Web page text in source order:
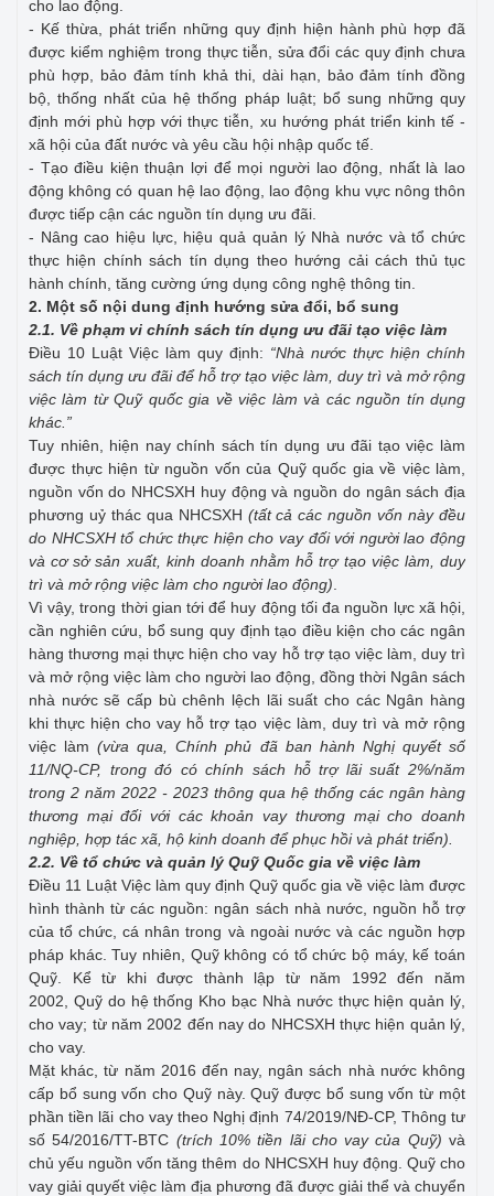
cho lao động.
- Kế thừa, phát triển những quy định hiện hành phù hợp đã
được kiểm nghiệm trong thực tiễn, sửa đổi các quy định chưa
phù hợp, bảo đảm tính khả thi, dài hạn, bảo đảm tính đồng
bộ, thống nhất của hệ thống pháp luật; bổ sung những quy
định mới phù hợp với thực tiễn, xu hướng phát triển kinh tế -
xã hội của đất nước và yêu cầu hội nhập quốc tế.
- Tạo điều kiện thuận lợi để mọi người lao động, nhất là lao
động không có quan hệ lao động, lao động khu vực nông thôn
được tiếp cận các nguồn tín dụng ưu đãi.
- Nâng cao hiệu lực, hiệu quả quản lý Nhà nước và tổ chức
thực hiện chính sách tín dụng theo hướng cải cách thủ tục
hành chính, tăng cường ứng dụng công nghệ thông tin.
2. Một số nội dung định hướng sửa đổi, bổ sung
2.1. Về phạm vi chính sách tín dụng ưu đãi tạo việc làm
Điều 10 Luật Việc làm quy định: “Nhà nước thực hiện chính
sách tín dụng ưu đãi để hỗ trợ tạo việc làm, duy trì và mở rộng
việc làm từ Quỹ quốc gia về việc làm và các nguồn tín dụng
khác.”
Tuy nhiên, hiện nay chính sách tín dụng ưu đãi tạo việc làm
được thực hiện từ nguồn vốn của Quỹ quốc gia về việc làm,
nguồn vốn do NHCSXH huy động và nguồn do ngân sách địa
phương uỷ thác qua NHCSXH (tất cả các nguồn vốn này đều
do NHCSXH tổ chức thực hiện cho vay đối với người lao động
và cơ sở sản xuất, kinh doanh nhằm hỗ trợ tạo việc làm, duy
trì và mở rộng việc làm cho người lao động)
Vì vậy, trong thời gian tới để huy động tối đa nguồn lực xã hội,
cần nghiên cứu, bổ sung quy định tạo điều kiện cho các ngân
hàng thương mại thực hiện cho vay hỗ trợ tạo việc làm, duy trì
và mở rộng việc làm cho người lao động, đồng thời Ngân sách
nhà nước sẽ cấp bù chênh lệch lãi suất cho các Ngân hàng
khi thực hiện cho vay hỗ trợ tạo việc làm, duy trì và mở rộng
việc làm(vừa qua, Chính phủ đã ban hành Nghị quyết số
11/NQ-CP, trong đó có chính sách hỗ trợ lãi suất 2%/năm
trong 2 năm 2022 - 2023 thông qua hệ thống các ngân hàng
thương mại đối với các khoản vay thương mại cho doanh
nghiệp, hợp tác xã, hộ kinh doanh để phục hồi và phát triển).
2.2. Về tổ chức và quản lý Quỹ Quốc gia về việc làm
Điều 11 Luật Việc làm quy định Quỹ quốc gia về việc làm được
hình thành từ các nguồn: ngân sách nhà nước, nguồn hỗ trợ
của tổ chức, cá nhân trong và ngoài nước và các nguồn hợp
pháp khác. Tuy nhiên, Quỹ không có tổ chức bộ máy, kế toán
Quỹ. Kể từ khi được thành lập từ năm 1992 đến năm
2002, Quỹ do hệ thống Kho bạc Nhà nước thực hiện quản lý,
cho vay; từ năm 2002 đến nay do NHCSXH thực hiện quản lý,
cho vay.
Mặt khác, từ năm 2016 đến nay, ngân sách nhà nước không
cấp bổ sung vốn cho Quỹ này. Quỹ được bổ sung vốn từ một
phần tiền lãi cho vay theo Nghị định 74/2019/NĐ-CP, Thông tư
số 54/2016/TT-BTC (trích 10% tiền lãi cho vay của Quỹ) và
chủ yếu nguồn vốn tăng thêm do NHCSXH huy động. Quỹ cho
vay giải quyết việc làm địa phương đã được giải thể và chuyển